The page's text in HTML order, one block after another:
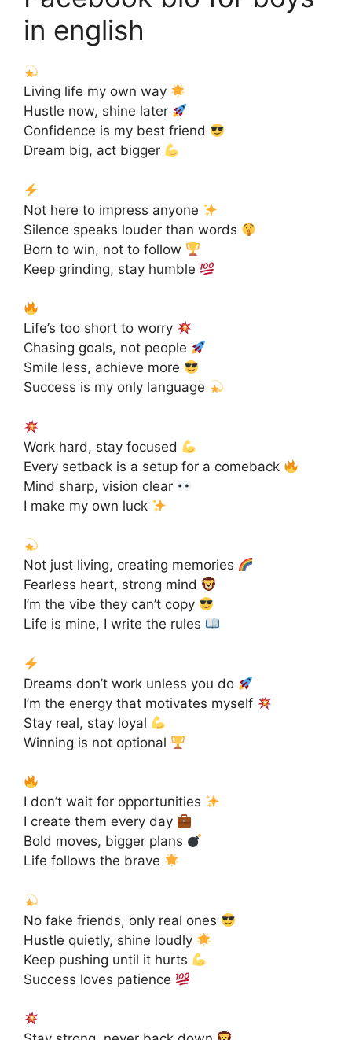
in english
Living life my own way
Hustle now, shine later
Confidence is my best friend
Dream big, act bigger
Not here to impress anyone
Silence speaks louder than words
Born to win, not to follow
Keep grinding, stay humble
Life’s too short to worry
Chasing goals, not people
Smile less, achieve more
Success is my only language
Work hard, stay focused
Every setback is a setup for a comeback
Mind sharp, vision clear
I make my own luck
Not just living, creating memories
Fearless heart, strong mind
I’m the vibe they can’t copy
Life is mine, I write the rules
Dreams don’t work unless you do
I’m the energy that motivates myself
Stay real, stay loyal
Winning is not optional
I don’t wait for opportunities
I create them every day
Bold moves, bigger plans
Life follows the brave
No fake friends, only real ones
Hustle quietly, shine loudly
Keep pushing until it hurts
Success loves patience